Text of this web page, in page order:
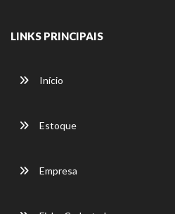
LINKS PRINCIPAIS
Início
Estoque
Empresa